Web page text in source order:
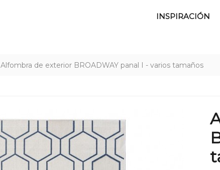
INSPIRACIÓN
Alfombra de exterior BROADWAY panal I - varios tamaños